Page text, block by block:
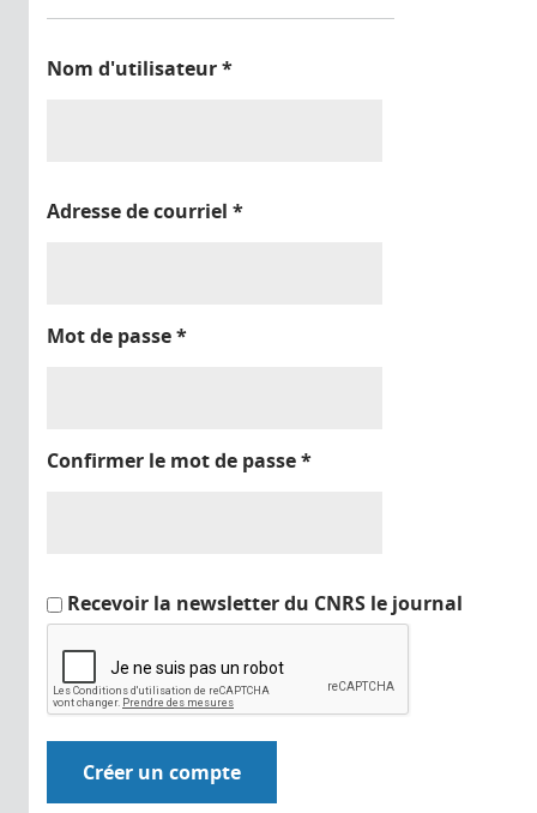
Nom d'utilisateur*
Adresse de courriel *
Mot de passe*
Confirmer le mot de passe*
Recevoir la newsletter du CNRS le journal